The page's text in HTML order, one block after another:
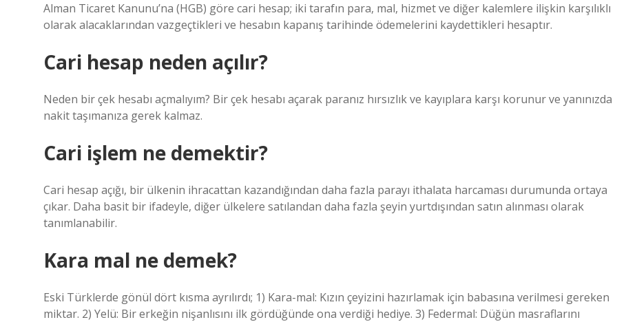
Alman Ticaret Kanunu’na (HGB) göre cari hesap; iki tarafın para, mal, hizmet ve diğer kalemlere ilişkin karşılıklı
olarak alacaklarından vazgeçtikleri ve hesabın kapanış tarihinde ödemelerini kaydettikleri hesaptır.
Cari hesap neden açılır?
Neden bir çek hesabı açmalıyım? Bir çek hesabı açarak paranız hırsızlık ve kayıplara karşı korunur ve yanınızda
nakit taşımanıza gerek kalmaz.
Cari işlem ne demektir?
Cari hesap açığı, bir ülkenin ihracattan kazandığından daha fazla parayı ithalata harcaması durumunda ortaya
çıkar. Daha basit bir ifadeyle, diğer ülkelere satılandan daha fazla şeyin yurtdışından satın alınması olarak
tanımlanabilir.
Kara mal ne demek?
Eski Türklerde gönül dört kısma ayrılırdı; 1) Kara-mal: Kızın çeyizini hazırlamak için babasına verilmesi gereken
miktar. 2) Yelü: Bir erkeğin nişanlısını ilk gördüğünde ona verdiği hediye. 3) Federmal: Düğün masraflarını